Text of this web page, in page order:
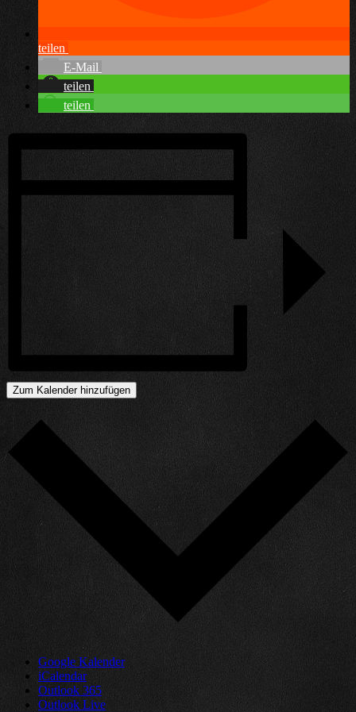
teilen
E-Mail
teilen
teilen
Zum Kalender hinzufügen
Google Kalender
iCalendar
Outlook 365
Outlook Live